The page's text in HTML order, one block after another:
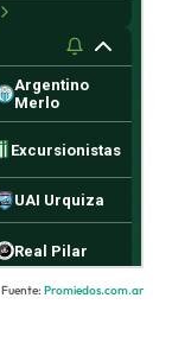
Fuente: Promiedos.com.ar